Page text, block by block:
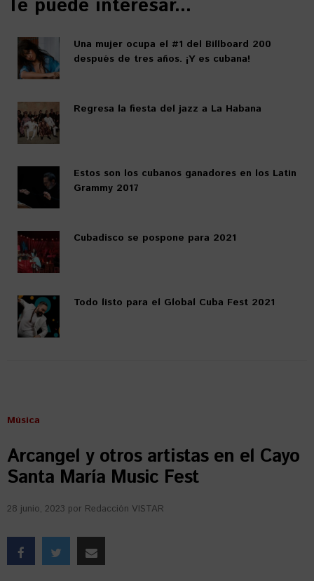
Te puede interesar...
Una mujer ocupa el #1 del Billboard 200
después de tres años. ¡Y es cubana!
Regresa la fiesta del jazz a La Habana
Estos son los cubanos ganadores en los Latin
Grammy 2017
Cubadisco se pospone para 2021
Todo listo para el Global Cuba Fest 2021
Música
Arcangel y otros artistas en el Cayo
Santa María Music Fest
28 junio, 2023 por Redacción VISTAR